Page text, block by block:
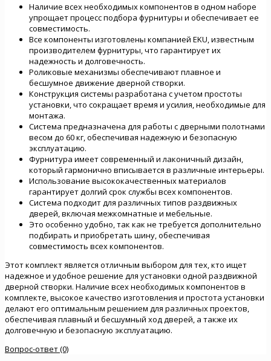
Наличие всех необходимых компонентов в одном наборе
упрощает процесс подбора фурнитуры и обеспечивает ее
совместимость.
Все компоненты изготовлены компанией EKU, известным
производителем фурнитуры, что гарантирует их
надежность и долговечность.
Роликовые механизмы обеспечивают плавное и
бесшумное движение дверной створки.
Конструкция системы разработана с учетом простоты
установки, что сокращает время и усилия, необходимые для
монтажа.
Система предназначена для работы с дверными полотнами
весом до 60 кг, обеспечивая надежную и безопасную
эксплуатацию.
Фурнитура имеет современный и лаконичный дизайн,
который гармонично вписывается в различные интерьеры.
Использование высококачественных материалов
гарантирует долгий срок службы всех компонентов.
Система подходит для различных типов раздвижных
дверей, включая межкомнатные и мебельные.
Это особенно удобно, так как не требуется дополнительно
подбирать и приобретать шину, обеспечивая
совместимость всех компонентов.
Этот комплект является отличным выбором для тех, кто ищет
надежное и удобное решение для установки одной раздвижной
дверной створки. Наличие всех необходимых компонентов в
комплекте, высокое качество изготовления и простота установки
делают его оптимальным решением для различных проектов,
обеспечивая плавный и бесшумный ход дверей, а также их
долговечную и безопасную эксплуатацию.
Вопрос-ответ (0)